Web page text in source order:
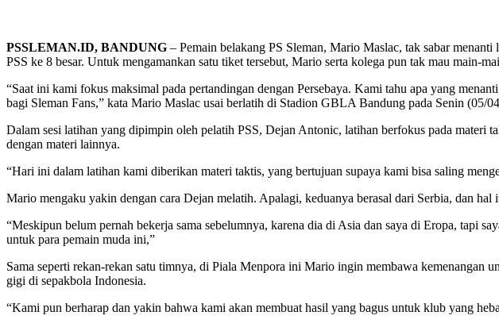
PSSLEMAN.ID, BANDUNG – Pemain belakang PS Sleman, Mario Maslac, tak sabar
PSS ke 8 besar. Untuk mengamankan satu tiket tersebut, Mario serta kolega pun tak mau main-
“Saat ini kami fokus maksimal pada pertandingan dengan Persebaya. Kami tahu apa yang
bagi Sleman Fans,” kata Mario Maslac usai berlatih di Stadion GBLA Bandung pada Senin (05/
Dalam sesi latihan yang dipimpin oleh pelatih PSS, Dejan Antonic, latihan berfokus pada materi
dengan materi lainnya.
“Hari ini dalam latihan kami diberikan materi taktis, yang bertujuan supaya kami bisa saling
Mario mengaku yakin dengan cara Dejan melatih. Apalagi, keduanya berasal dari Serbia, dan
“Meskipun belum pernah bekerja sama sebelumnya, karena dia di Asia dan saya di Eropa, tapi
untuk para pemain muda ini,”
Sama seperti rekan-rekan satu timnya, di Piala Menpora ini Mario ingin membawa
gigi di sepakbola Indonesia.
“Kami pun berharap dan yakin bahwa kami akan membuat hasil yang bagus untuk klub yang